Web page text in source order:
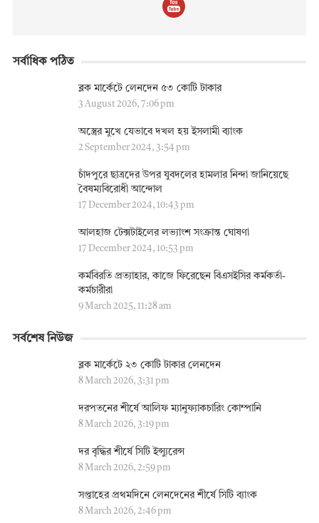
সর্বাধিক পঠিত
ব্লক মার্কেটে লেনদেন ৫৩ কোটি টাকার
3 August 2026, 7:06 pm
অস্ত্রের মুখে যেভাবে দখল হয় ইসলামী ব্যাংক
2 September 2024, 3:54 pm
চাঁদপুরে ছাত্রদের উপর যুবদলের হামলার নিন্দা জানিয়েছে
বৈষম্যবিরোধী আন্দোল
17 December 2024, 10:43 pm
আলহাজ টেক্সটাইলের লভ্যাংশ সংক্রান্ত ঘোষণা
17 December 2024, 10:53 pm
কর্মবিরতি প্রত্যাহার, কাজে ফিরেছেন বিএসইসির কর্মকর্তা-
কর্মচারীরা
9 March 2025, 11:28 am
সর্বশেষ নিউজ
ব্লক মার্কেটে ২৩ কোটি টাকার লেনদেন
8 March 2026, 3:31 pm
দরপতনের শীর্ষে আলিফ ম্যানুফ্যাকচারিং কোম্পানি
8 March 2026, 3:19 pm
দর বৃদ্ধির শীর্ষে সিটি ইন্স্যুরেন্স
8 March 2026, 2:59 pm
সপ্তাহের প্রথমদিনে লেনদেনের শীর্ষে সিটি ব্যাংক
8 March 2026, 2:46 pm